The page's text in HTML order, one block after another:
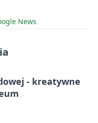
News
- kreatywne